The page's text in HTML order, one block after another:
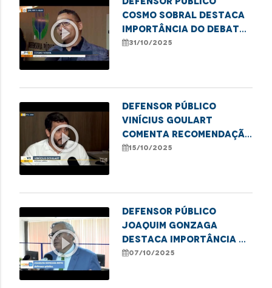
play_circle_outline
Cosmo Sobral destaca
importância do debate
sobre o uso medicinal
31/10/2025
play_circle_outline
Defensor público
Vinícius Goulart
comenta recomendação
da Defensoria por mais
15/10/2025
play_circle_outline
Defensor público
Joaquim Gonzaga
destaca importância da
denúncia na proteção
07/10/2025